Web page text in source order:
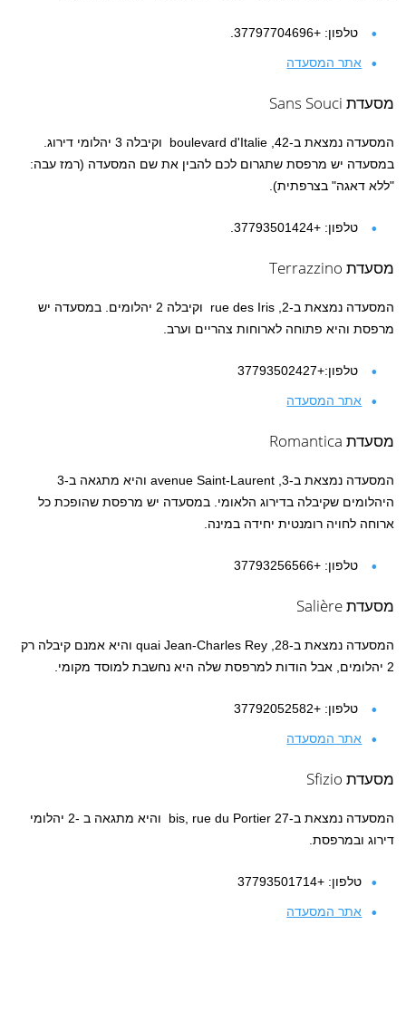
טלפון: +37797704696.
אתר המסעדה
מסעדת Sans Souci
המסעדה נמצאת ב-42, boulevard d'Italie וקיבלה 3 יהלומי דירוג.
במסעדה יש מרפסת שתגרום לכם להבין את שם המסעדה (רמז עבה:
"ללא דאגה" בצרפתית).
טלפון: +37793501424.
מסעדת Terrazzino
המסעדה נמצאת ב-2, rue des Iris וקיבלה 2 יהלומים. במסעדה יש
מרפסת והיא פתוחה לארוחות צהריים וערב.
טלפון:+37793502427
אתר המסעדה
מסעדת Romantica
המסעדה נמצאת ב-3, avenue Saint-Laurent והיא מתגאה ב-3
היהלומים שקיבלה בדירוג הלאומי. במסעדה יש מרפסת שהופכת כל
ארוחה לחויה רומנטית יחידה במינה.
טלפון: +37793256566
מסעדת Salière
המסעדה נמצאת ב-28, quai Jean-Charles Rey והיא אמנם קיבלה רק
2 יהלומים, אבל הודות למרפסת שלה היא נחשבת למוסד מקומי.
טלפון: +37792052582
אתר המסעדה
מסעדת Sfizio
המסעדה נמצאת ב-27 bis, rue du Portier והיא מתגאה ב -2 יהלומי
דירוג ובמרפסת.
טלפון: +37793501714
אתר המסעדה